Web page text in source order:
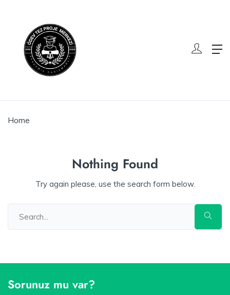
Home
Nothing Found
Try again please, use the search form below.
Sorunuz mu var?